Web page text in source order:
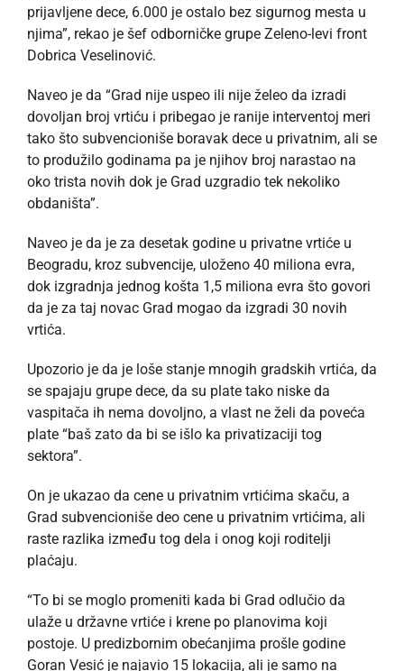
prijavljene dece, 6.000 je ostalo bez sigurnog mesta u
njima”, rekao je šef odborničke grupe Zeleno-levi front
Dobrica Veselinović.
Naveo je da “Grad nije uspeo ili nije želeo da izradi
dovoljan broj vrtiću i pribegao je ranije interventoj meri
tako što subvencioniše boravak dece u privatnim, ali se
to produžilo godinama pa je njihov broj narastao na
oko trista novih dok je Grad uzgradio tek nekoliko
obdaništa”.
Naveo je da je za desetak godine u privatne vrtiće u
Beogradu, kroz subvencije, uloženo 40 miliona evra,
dok izgradnja jednog košta 1,5 miliona evra što govori
da je za taj novac Grad mogao da izgradi 30 novih
vrtića.
Upozorio je da je loše stanje mnogih gradskih vrtića, da
se spajaju grupe dece, da su plate tako niske da
vaspitača ih nema dovoljno, a vlast ne želi da poveća
plate “baš zato da bi se išlo ka privatizaciji tog
sektora”.
On je ukazao da cene u privatnim vrtićima skaču, a
Grad subvencioniše deo cene u privatnim vrtićima, ali
raste razlika između tog dela i onog koji roditelji
plaćaju.
“To bi se moglo promeniti kada bi Grad odlučio da
ulaže u državne vrtiće i krene po planovima koji
postoje. U predizbornim obećanjima prošle godine
Goran Vesić je najavio 15 lokacija, ali je samo na